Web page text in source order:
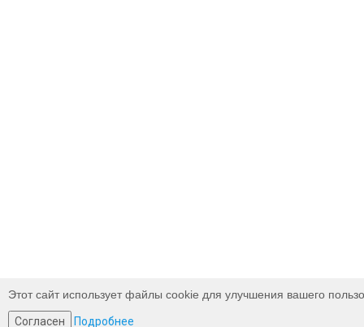
Этот сайт использует файлы cookie для улучшения вашего
Согласен Подробнее